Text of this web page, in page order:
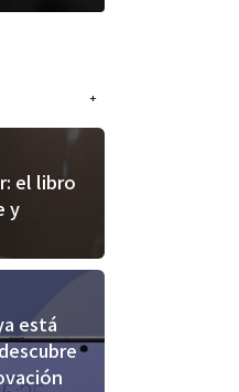
+
el libro
y
está